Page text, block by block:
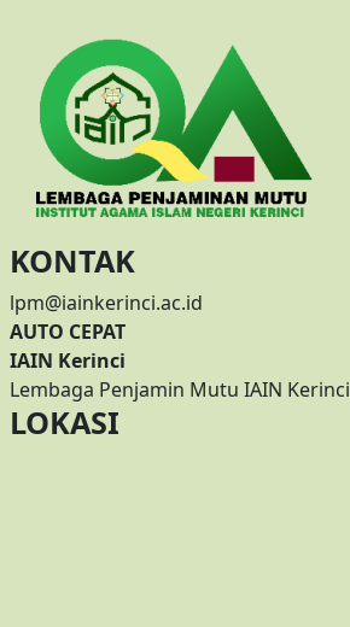
KONTAK
lpm@iainkerinci.ac.id
AUTO CEPAT
IAIN Kerinci
Lembaga Penjamin Mutu IAIN Kerinci
LOKASI